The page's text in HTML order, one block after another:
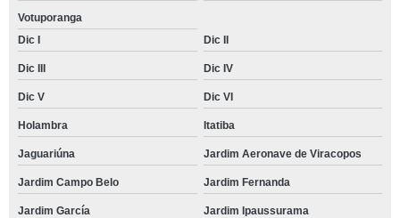
Votuporanga
Dic I
Dic II
Dic III Dic IV
Dic V Dic VI
Holambra Itatiba
Jaguariúna Jardim Aeronave de Viracopos
Jardim Campo Belo Jardim Fernanda
Jardim García Jardim Ipaussurama